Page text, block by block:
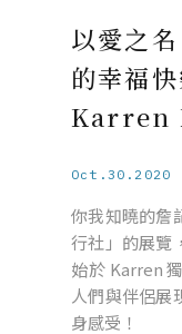
以愛之
的幸福
Karren
Oct.30.2020
你我知曉的詹
行社」的展覽
始於 Karren
人們與伴侶展
身感受！